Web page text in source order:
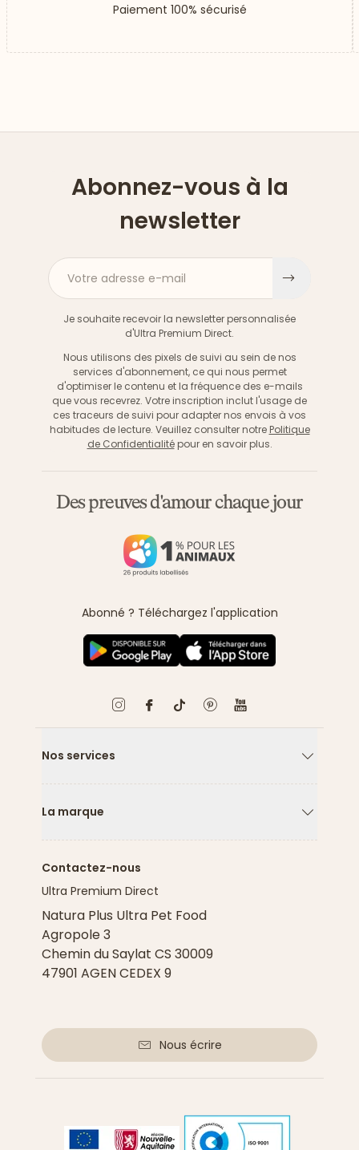
Paiement 100% sécurisé
Abonnez-vous à la
newsletter
Votre adresse e-mail
Je souhaite recevoir la newsletter personnalisée
d'Ultra Premium Direct.
Nous utilisons des pixels de suivi au sein de nos
services d'abonnement, ce qui nous permet
d'optimiser le contenu et la fréquence des e-mails
que vous recevrez. Votre inscription inclut l'usage de
ces traceurs de suivi pour adapter nos envois à vos
habitudes de lecture. Veuillez consulter notre Politique
de Confidentialitépour en savoir plus.
Des preuves d'amour chaque jour
Abonné ? Téléchargez l'application
Nos services
La marque
Contactez-nous
Ultra Premium Direct
Natura Plus Ultra Pet Food
Agropole 3
Chemin du Saylat CS 30009
47901 AGEN CEDEX 9
Nous écrire